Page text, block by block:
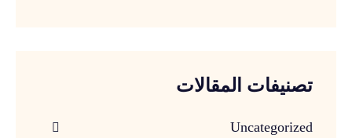
تصنيفات المقالات
Uncategorized